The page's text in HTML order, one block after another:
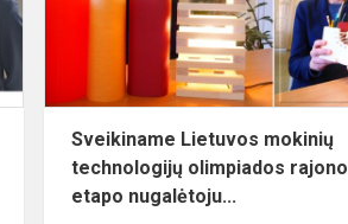
olimpiados
Sveikiname Lietuvos mokinių
technologijų olimpiados rajono
etapo nugalėtoju...